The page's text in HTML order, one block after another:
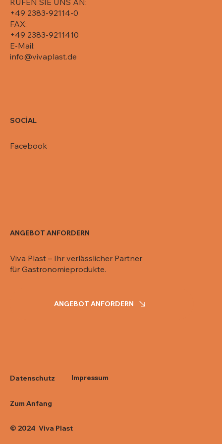
+49 2383-92114-0
FAX:
+49 2383-9211410
E-Mail:
info@vivaplast.de
SOCİAL
Facebook
ANGEBOT ANFORDERN
Viva Plast – Ihr verlässlicher Partner
für Gastronomieprodukte.
ANGEBOT ANFORDERN
Datenschutz
Zum Anfang
© 2024 Viva Plast
Impressum